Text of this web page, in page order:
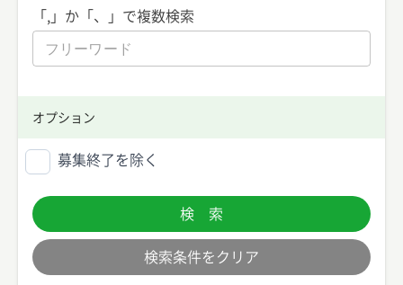
「,」か「、」で複数検索
オプション
募集終了を除く
検 索
検索条件をクリア